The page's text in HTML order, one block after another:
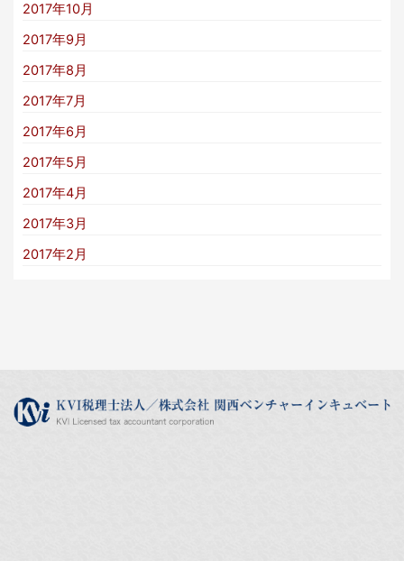
2017年10月
2017年9月
2017年8月
2017年7月
2017年6月
2017年5月
2017年4月
2017年3月
2017年2月